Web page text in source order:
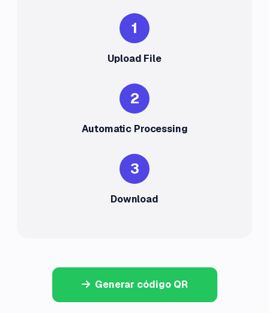
1
Upload File
2
Automatic Processing
3
Download
Generar código QR